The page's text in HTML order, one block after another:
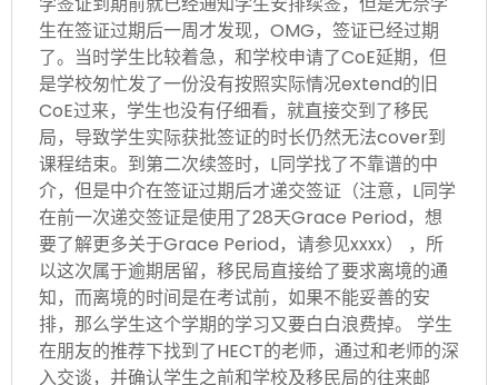
生在签证过期后一周才发现，OMG，签证已经过期
了。当时学生比较着急，和学校申请了CoE延期，但
是学校匆忙发了一份没有按照实际情况extend的旧
CoE过来，学生也没有仔细看，就直接交到了移民
局，导致学生实际获批签证的时长仍然无法cover到
课程结束。到第二次续签时，L同学找了不靠谱的中
介，但是中介在签证过期后才递交签证（注意，L同学
在前一次递交签证是使用了28天Grace Period，想
要了解更多关于Grace Period，请参见xxxx） ，所
以这次属于逾期居留，移民局直接给了要求离境的通
知，而离境的时间是在考试前，如果不能妥善的安
排，那么学生这个学期的学习又要白白浪费掉。 学生
在朋友的推荐下找到了HECT的老师，通过和老师的深
入交谈，并确认学生之前和学校及移民局的往来邮